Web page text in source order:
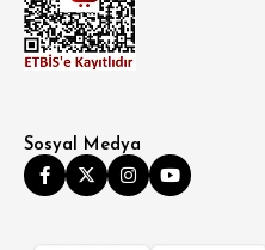
Sosyal Medya